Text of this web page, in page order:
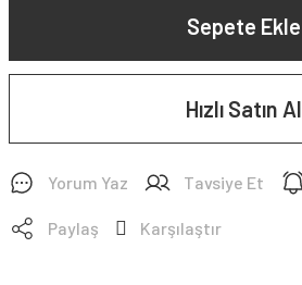
Sepete Ekle
Hızlı Satın Al
Yorum Yaz Tavsiye Et
Paylaş Karşılaştır